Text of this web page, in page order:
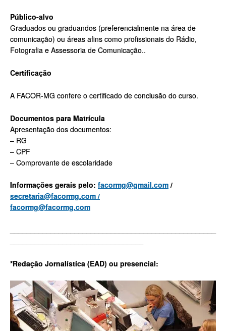
Público-alvo
Graduados ou graduandos (preferencialmente na área de
comunicação) ou áreas afins como profissionais do Rádio,
Fotografia e Assessoria de Comunicação..
Certificação
A FACOR-MG confere o certificado de conclusão do curso.
Documentos para Matrícula
Apresentação dos documentos:
– RG
– CPF
– Comprovante de escolaridade
Informações gerais pelo: facormg@gmail.com/
secretaria@facormg.com /
facormg@facormg.com
*Redação Jornalística (EAD) ou presencial: